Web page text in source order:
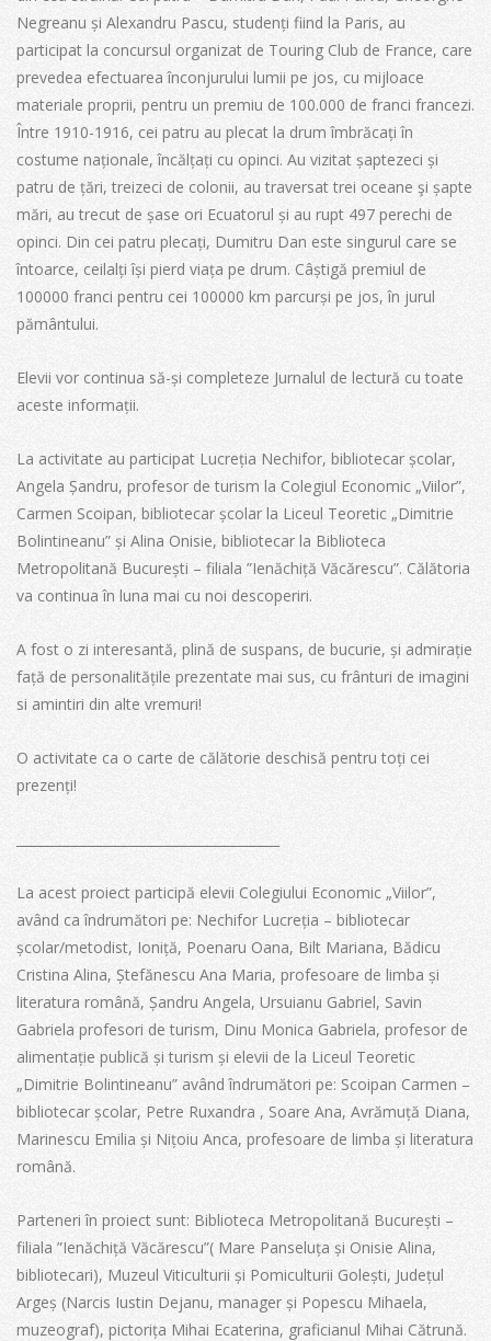
Negreanu și Alexandru Pascu, studenți fiind la Paris, au
participat la concursul organizat de Touring Club de France, care
prevedea efectuarea înconjurului lumii pe jos, cu mijloace
materiale proprii, pentru un premiu de 100.000 de franci francezi.
Între 1910-1916, cei patru au plecat la drum îmbrăcați în
costume naționale, încălțați cu opinci. Au vizitat șaptezeci și
patru de țări, treizeci de colonii, au traversat trei oceane şi șapte
mări, au trecut de șase ori Ecuatorul și au rupt 497 perechi de
opinci. Din cei patru plecați, Dumitru Dan este singurul care se
întoarce, ceilalți își pierd viața pe drum. Câștigă premiul de
100000 franci pentru cei 100000 km parcurși pe jos, în jurul
pământului.
Elevii vor continua să-și completeze Jurnalul de lectură cu toate
aceste informații.
La activitate au participat Lucreția Nechifor, bibliotecar școlar,
Angela Șandru, profesor de turism la Colegiul Economic „Viilor”,
Carmen Scoipan, bibliotecar școlar la Liceul Teoretic „Dimitrie
Bolintineanu” și Alina Onisie, bibliotecar la Biblioteca
Metropolitană București – filiala ”Ienăchiță Văcărescu”. Călătoria
va continua în luna mai cu noi descoperiri.
A fost o zi interesantă, plină de suspans, de bucurie, și admirație
față de personalitățile prezentate mai sus, cu frânturi de imagini
si amintiri din alte vremuri!
O activitate ca o carte de călătorie deschisă pentru toți cei
prezenți!
La acest proiect participă elevii Colegiului Economic „Viilor”,
având ca îndrumători pe: Nechifor Lucreția – bibliotecar
școlar/metodist, Ioniță, Poenaru Oana, Bilt Mariana, Bădicu
Cristina Alina, Ștefănescu Ana Maria, profesoare de limba și
literatura română, Șandru Angela, Ursuianu Gabriel, Savin
Gabriela profesori de turism, Dinu Monica Gabriela, profesor de
alimentație publică și turism și elevii de la Liceul Teoretic
„Dimitrie Bolintineanu” având îndrumători pe: Scoipan Carmen –
bibliotecar școlar, Petre Ruxandra , Soare Ana, Avrămuță Diana,
Marinescu Emilia și Nițoiu Anca, profesoare de limba și literatura
română.
Parteneri în proiect sunt: Biblioteca Metropolitană București –
filiala ”Ienăchiță Văcărescu”( Mare Panseluța și Onisie Alina,
bibliotecari), Muzeul Viticulturii și Pomiculturii Golești, Județul
Argeș (Narcis Iustin Dejanu, manager și Popescu Mihaela,
muzeograf), pictorița Mihai Ecaterina, graficianul Mihai Cătrună.